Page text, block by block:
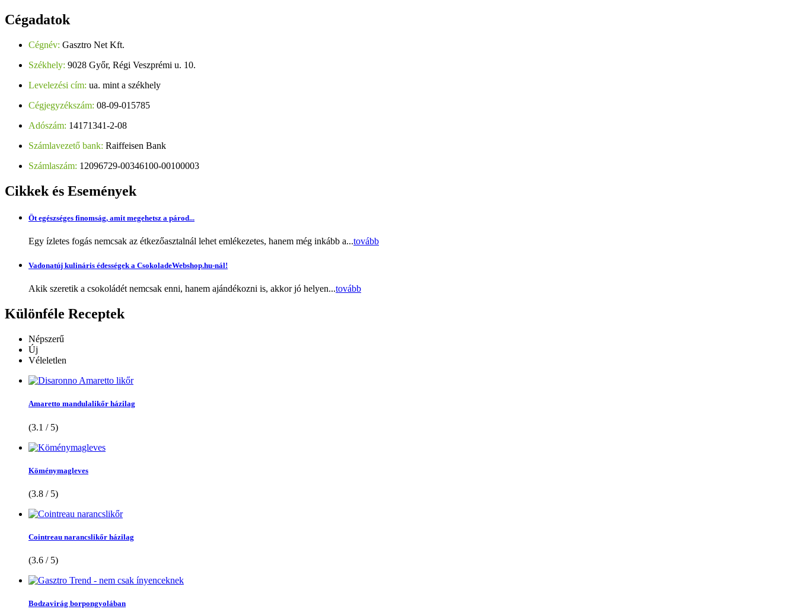
Cégadatok
Cégnév: Gasztro Net Kft.
Székhely: 9028 Győr, Régi Veszprémi u. 10.
Levelezési cím: ua. mint a székhely
Cégjegyzékszám: 08-09-015785
Adószám: 14171341-2-08
Számlavezető bank: Raiffeisen Bank
Számlaszám: 12096729-00346100-00100003
Cikkek és Események
Öt egészséges finomság, amit megehetsz a párod...
Egy ízletes fogás nemcsak az étkezőasztalnál lehet emlékezetes, hanem még inkább a...tovább
Vadonatúj kulináris édességek a CsokoladeWebshop.hu-nál!
Akik szeretik a csokoládét nemcsak enni, hanem ajándékozni is, akkor jó helyen...tovább
Különféle Receptek
Népszerű
Új
Véleletlen
Amaretto mandulalikőr házilag
(3.1 / 5)
Köménymagleves
(3.8 / 5)
Cointreau narancslikőr házilag
(3.6 / 5)
Bodzavirág borpongyolában